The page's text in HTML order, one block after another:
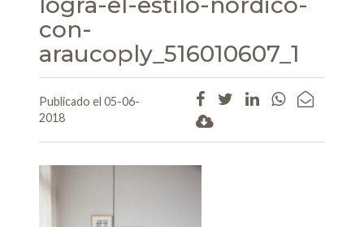
con-
araucoply_516010607_1
Publicado el 05-06-
2018